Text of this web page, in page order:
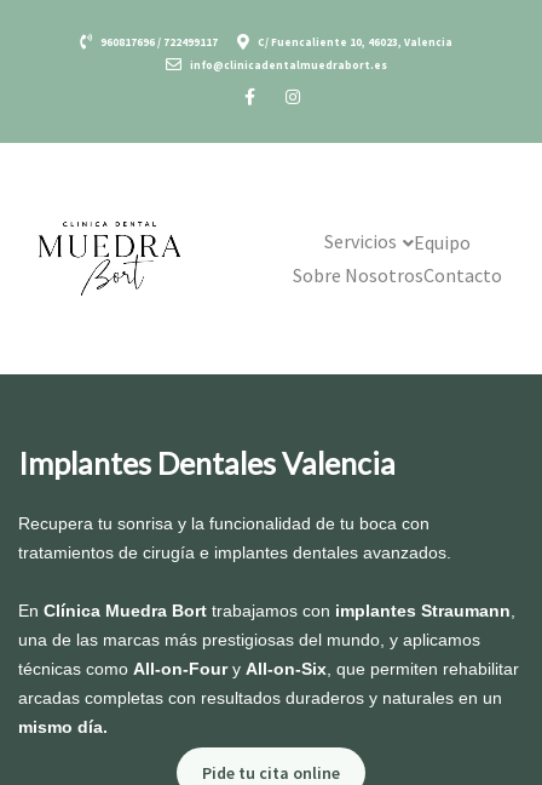
960817696 / 722499117
C/ Fuencaliente 10, 46023, Valencia
info@clinicadentalmuedrabort.es
Servicios
Equipo
Sobre NosotrosContacto
Implantes Dentales Valencia
Recupera tu sonrisa y la funcionalidad de tu boca con
tratamientos de cirugía e implantes dentales avanzados.
En Clínica Muedra Bort trabajamos con implantes Straumann
una de las marcas más prestigiosas del mundo, y aplicamos
técnicas como All-on-Foury All-on-Six , que permiten rehabilitar
arcadas completas con resultados duraderos y naturales en un
mismo día.
Pide tu cita online